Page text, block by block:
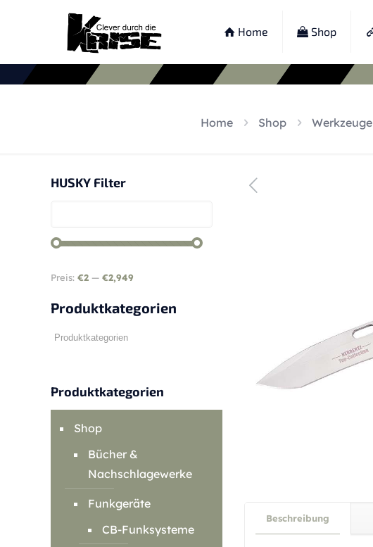
Home Shop
Home Shop Werkzeuge
Beschreibung
HUSKY Filter
Preis: €2 — €2,949
Produktkategorien
Produktkategorien
Shop
Bücher &
Nachschlagewerke
Funkgeräte
CB-Funksysteme